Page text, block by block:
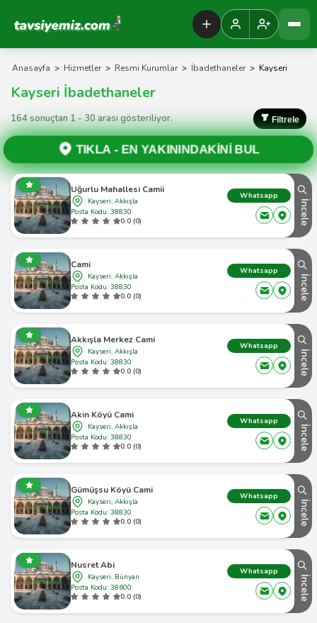
Tavsiyemiz Anasayfa
Anasayfa > Hizmetler > Resmi Kurumlar > İbadethaneler > Kayseri
Kayseri İbadethaneler
164 sonuçtan 1 - 30 arası gösteriliyor. Filtrele
TIKLA -EN YAKININDAKİNİ BUL
Uğurlu Mahallesi Camii
Kayseri, Akkışla
Posta Kodu: 38830
0.0 (0)
Whatsapp
İncele
Cami
Kayseri, Akkışla
Posta Kodu: 38830
0.0 (0)
Whatsapp
İncele
Akkışla Merkez Cami
Kayseri, Akkışla
Posta Kodu: 38830
0.0 (0)
Whatsapp
İncele
Akin Köyü Cami
Kayseri, Akkışla
Posta Kodu: 38830
0.0 (0)
Whatsapp
İncele
Gümüşsu Köyü Cami
Kayseri, Akkışla
Posta Kodu: 38830
0.0 (0)
Whatsapp
İncele
Nusret Abi
Kayseri, Bünyan
Posta Kodu: 38600
0.0 (0)
Whatsapp
İncele